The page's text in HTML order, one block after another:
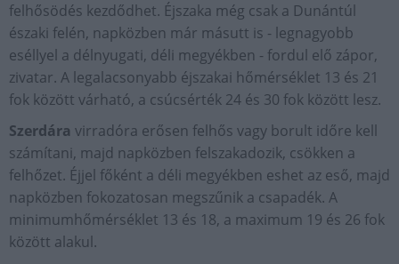
felhősödés kezdődhet. Éjszaka még csak a Dunántúl
északi felén, napközben már másutt is - legnagyobb
eséllyel a délnyugati, déli megyékben - fordul elő zápor,
zivatar. A legalacsonyabb éjszakai hőmérséklet 13 és 21
fok között várható, a csúcsérték 24 és 30 fok között lesz.
Szerdára virradóra erősen felhős vagy borult időre kell
számítani, majd napközben felszakadozik, csökken a
felhőzet. Éjjel főként a déli megyékben eshet az eső, majd
napközben fokozatosan megszűnik a csapadék. A
minimumhőmérséklet 13 és 18, a maximum 19 és 26 fok
között alakul.